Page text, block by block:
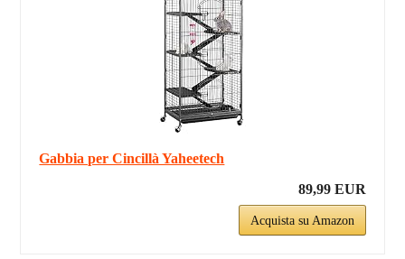
Gabbia per Cincillà Yaheetech
89,99 EUR
Acquista su Amazon